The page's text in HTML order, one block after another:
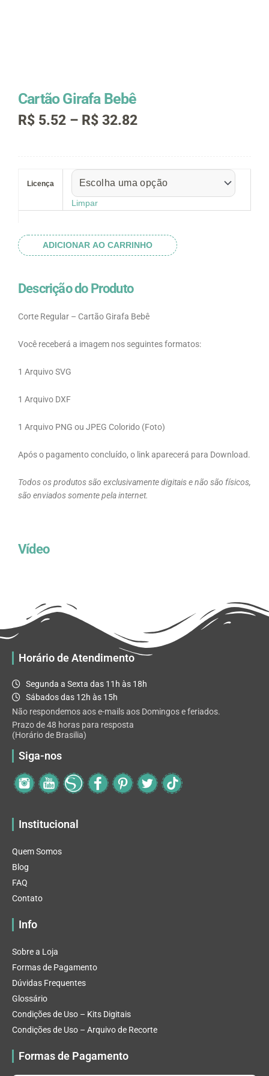
Cartão Girafa Bebê
R$ 5.52 – R$ 32.82Faixa
através
R$ 32.82
Licença
Limpar
Bebê
ADICIONAR AO CARRINHO
Descrição do Produto
Corte Regular – Cartão Girafa Bebê
Você receberá a imagem nos seguintes formatos:
1 Arquivo SVG
1 Arquivo DXF
1 Arquivo PNG ou JPEG Colorido (Foto)
Após o pagamento concluído, o link aparecerá para Download.
Todos os produtos são exclusivamente digitais e não são físicos,
são enviados somente pela internet.
Vídeo
Horário de Atendimento
Segunda a Sexta das 11h às 18h
Sábados das 12h às 15h
Não respondemos aos e-mails aos Domingos e feriados.
Prazo de 48 horas para resposta
(Horário de Brasilia)
Siga-nos
Institucional
Quem Somos
Blog
FAQ
Contato
Info
Sobre a Loja
Formas de Pagamento
Dúvidas Frequentes
Glossário
Condições de Uso – Kits Digitais
Condições de Uso – Arquivo de Recorte
Formas de Pagamento